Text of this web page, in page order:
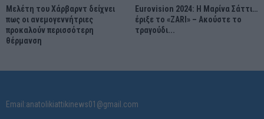
Μελέτη του Χάρβαρντ δείχνει
πως οι ανεμογεννήτριες
προκαλούν περισσότερη
θέρμανση
Eurovision 2024: Η Μαρίνα Σάττι…
έριξε το «ZARI» – Ακούστε το
τραγούδι...
Email:anatolikiattikinews01@gmail.com